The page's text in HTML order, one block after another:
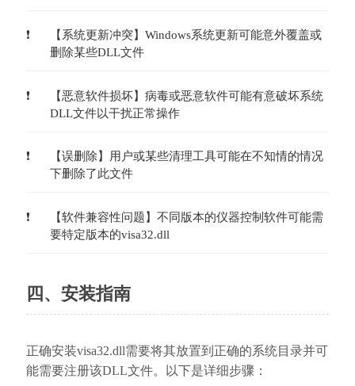
【系统更新冲突】Windows系统更新可能意外覆盖或
删除某些DLL文件
【恶意软件损坏】病毒或恶意软件可能有意破坏系统
DLL文件以干扰正常操作
【误删除】用户或某些清理工具可能在不知情的情况
下删除了此文件
【软件兼容性问题】不同版本的仪器控制软件可能需
要特定版本的visa32.dll
四、安装指南
正确安装visa32.dll需要将其放置到正确的系统目录并可
能需要注册该DLL文件。以下是详细步骤：